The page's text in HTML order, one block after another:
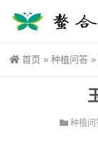
首页 » 种植问答 »
种植问